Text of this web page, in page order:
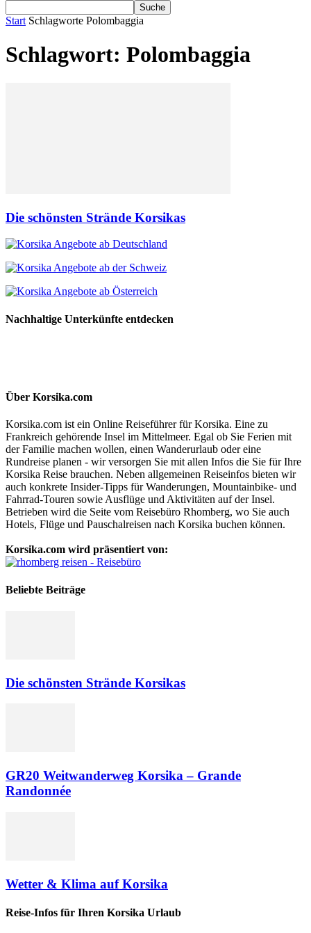
Start Schlagworte Polombaggia
Schlagwort: Polombaggia
Die schönsten Strände Korsikas
Nachhaltige Unterkünfte entdecken
Über Korsika.com
Korsika.com ist ein Online Reiseführer für Korsika. Eine zu
Frankreich gehörende Insel im Mittelmeer. Egal ob Sie Ferien mit
der Familie machen wollen, einen Wanderurlaub oder eine
Rundreise planen - wir versorgen Sie mit allen Infos die Sie für Ihre
Korsika Reise brauchen. Neben allgemeinen Reiseinfos bieten wir
auch konkrete Insider-Tipps für Wanderungen, Mountainbike- und
Fahrrad-Touren sowie Ausflüge und Aktivitäten auf der Insel.
Betrieben wird die Seite vom Reisebüro Rhomberg, wo Sie auch
Hotels, Flüge und Pauschalreisen nach Korsika buchen können.
Korsika.com wird präsentiert von:
Beliebte Beiträge
Die schönsten Strände Korsikas
GR20 Weitwanderweg Korsika – Grande
Randonnée
Wetter & Klima auf Korsika
Reise-Infos für Ihren Korsika Urlaub